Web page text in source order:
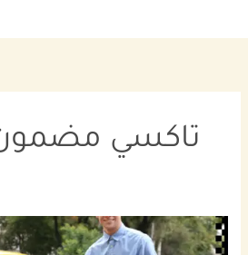
تاكسي
افضل
خدمة